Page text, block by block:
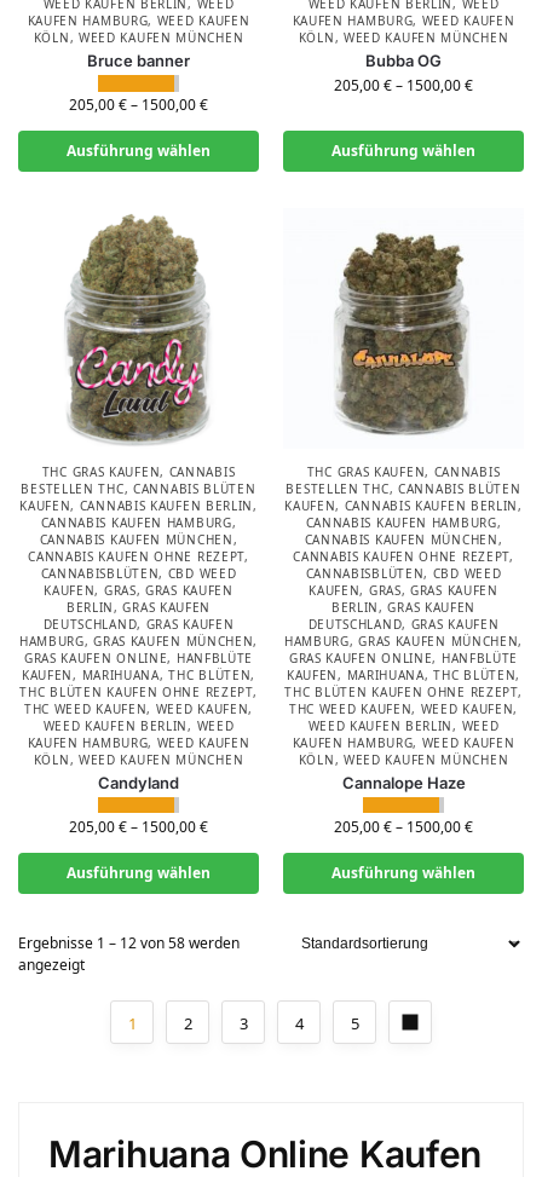
WEED KAUFEN BERLIN, WEED
KAUFEN HAMBURG, WEED KAUFEN
KÖLN, WEED KAUFEN MÜNCHEN
Bruce banner
205,00€– 1500,00€
Ausführung wählen
WEED KAUFEN BERLIN, WEED
KAUFEN HAMBURG, WEED KAUFEN
KÖLN, WEED KAUFEN MÜNCHEN
Bubba OG
205,00€– 1500,00€
Ausführung wählen
THC GRAS KAUFEN, CANNABIS
BESTELLEN THC, CANNABIS BLÜTEN
KAUFEN, CANNABIS KAUFEN BERLIN,
CANNABIS KAUFEN HAMBURG,
CANNABIS KAUFEN MÜNCHEN,
CANNABIS KAUFEN OHNE REZEPT,
CANNABISBLÜTEN, CBD WEED
KAUFEN, GRAS,GRAS KAUFEN
BERLIN,GRAS KAUFEN
DEUTSCHLAND, GRAS KAUFEN
HAMBURG,GRAS KAUFEN MÜNCHEN,
GRAS KAUFEN ONLINE, HANFBLÜTE
KAUFEN, MARIHUANA,THC BLÜTEN,
THC BLÜTEN KAUFEN OHNE REZEPT,
THC WEED KAUFEN, WEED KAUFEN,
WEED KAUFEN BERLIN, WEED
KAUFEN HAMBURG, WEED KAUFEN
KÖLN, WEED KAUFEN MÜNCHEN
Candyland
205,00€– 1500,00€
Ausführung wählen
THC GRAS KAUFEN, CANNABIS
BESTELLEN THC, CANNABIS BLÜTEN
KAUFEN, CANNABIS KAUFEN BERLIN,
CANNABIS KAUFEN HAMBURG,
CANNABIS KAUFEN MÜNCHEN,
CANNABIS KAUFEN OHNE REZEPT,
CANNABISBLÜTEN, CBD WEED
KAUFEN, GRAS,GRAS KAUFEN
BERLIN,GRAS KAUFEN
DEUTSCHLAND, GRAS KAUFEN
HAMBURG,GRAS KAUFEN MÜNCHEN,
GRAS KAUFEN ONLINE, HANFBLÜTE
KAUFEN, MARIHUANA,THC BLÜTEN,
THC BLÜTEN KAUFEN OHNE REZEPT,
THC WEED KAUFEN, WEED KAUFEN,
WEED KAUFEN BERLIN, WEED
KAUFEN HAMBURG, WEED KAUFEN
KÖLN, WEED KAUFEN MÜNCHEN
Cannalope Haze
205,00€– 1500,00€
Ausführung wählen
Ergebnisse 1 – 12 von 58 werden
angezeigt
1 2 3 4 5
Marihuana Online Kaufen